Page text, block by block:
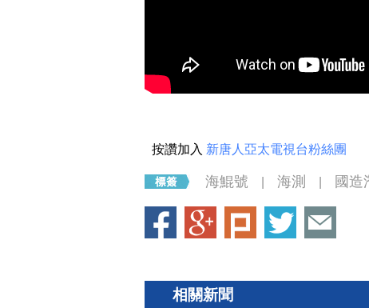
按讚加入 新唐人亞太電視台粉絲團
海鯤號 海測 國造
相關新聞